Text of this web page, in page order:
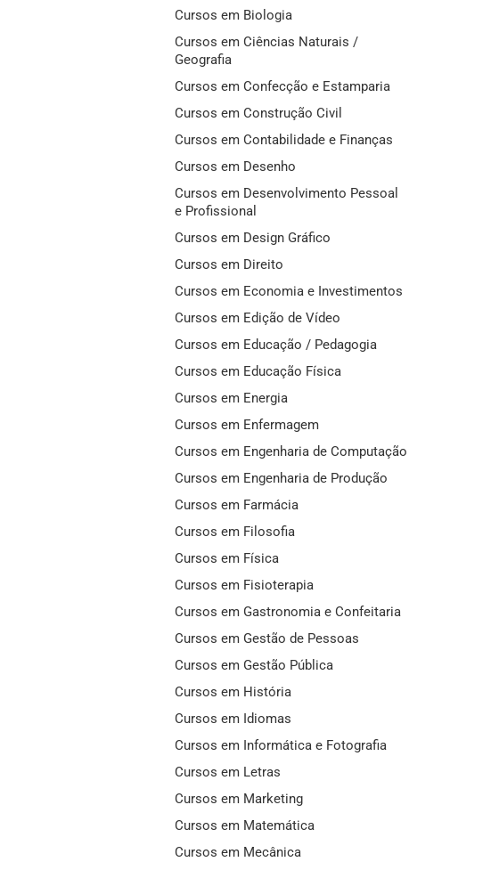
Cursos em Biologia
Cursos em Ciências Naturais /
Geografia
Cursos em Confecção e Estamparia
Cursos em Construção Civil
Cursos em Contabilidade e Finanças
Cursos em Desenho
Cursos em Desenvolvimento Pessoal
e Profissional
Cursos em Design Gráfico
Cursos em Direito
Cursos em Economia e Investimentos
Cursos em Edição de Vídeo
Cursos em Educação / Pedagogia
Cursos em Educação Física
Cursos em Energia
Cursos em Enfermagem
Cursos em Engenharia de Computação
Cursos em Engenharia de Produção
Cursos em Farmácia
Cursos em Filosofia
Cursos em Física
Cursos em Fisioterapia
Cursos em Gastronomia e Confeitaria
Cursos em Gestão de Pessoas
Cursos em Gestão Pública
Cursos em História
Cursos em Idiomas
Cursos em Informática e Fotografia
Cursos em Letras
Cursos em Marketing
Cursos em Matemática
Cursos em Mecânica